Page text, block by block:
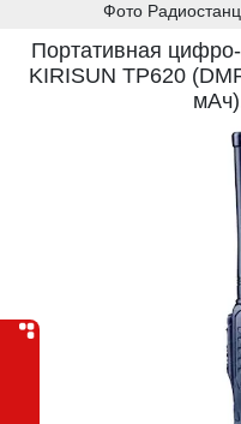
Фото
Портативная
KIRISUN TP620